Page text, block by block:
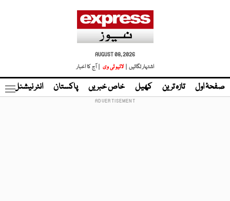
AUGUST 08, 2026
اشتہار لگائیں |
لائیو ٹی وی | آج کا اخبار
صفحۂ اول تازہ ترین کھیل خاص خبریں پاکستان انٹر نیشنل